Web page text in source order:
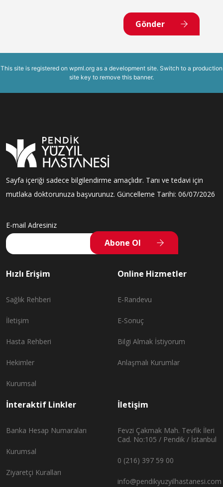
Gönder
This site is registered on wpml.org as a development site. Switch to a production
site key to remove this banner.
Sayfa içeriği sadece bilgilendirme amaçlıdır. Tanı ve tedavi için
mutlaka doktorunuza başvurunuz. Güncelleme Tarihi: 06/07/2026
E-mail Adresiniz
Abone Ol
Hızlı Erişim
Sağlık Rehberi
İletişim
Hasta Rehberi
Hekimler
Kurumsal
Online Hizmetler
E-Randevu
E-Sonuç
Bilgi Almak İstiyorum
Anlaşmalı Kurumlar
İnteraktif Linkler
Banka Hesap Numaraları
Kurumsal
Ziyaretçi Kuralları
İletişim
Fevzi Çakmak Mah. Tevfik İleri
Cad. No:105 / Pendik / İstanbul
0 (216) 397 59 00
info@pendikyuzyilhastanesi.com